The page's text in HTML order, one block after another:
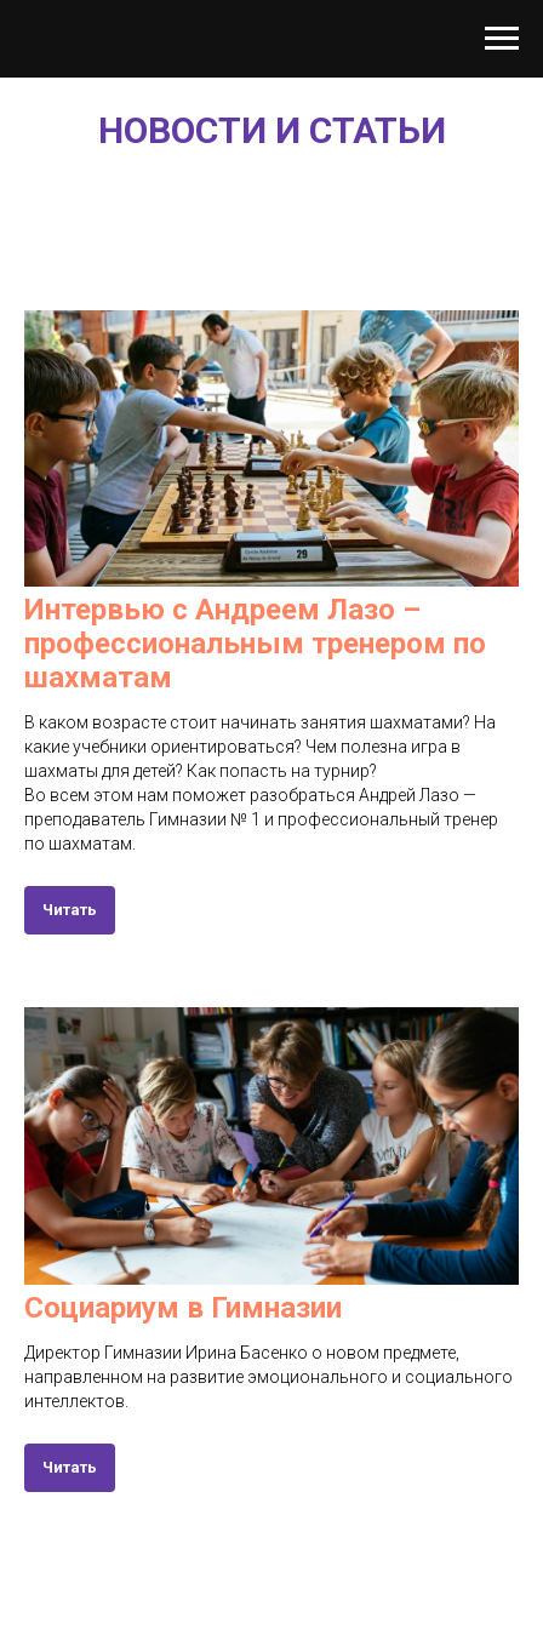
НОВОСТИ И СТАТЬИ
Интервью с Андреем Лазо –
профессиональным тренером по
шахматам
В каком возрасте стоит начинать занятия шахматами? На
какие учебники ориентироваться? Чем полезна игра в
шахматы для детей? Как попасть на турнир?
Во всем этом нам поможет разобраться Андрей Лазо —
преподаватель Гимназии № 1 и профессиональный тренер
по шахматам.
Читать
Социариум в Гимназии
Директор Гимназии Ирина Басенко о новом предмете,
направленном на развитие эмоционального и социального
интеллектов.
Читать